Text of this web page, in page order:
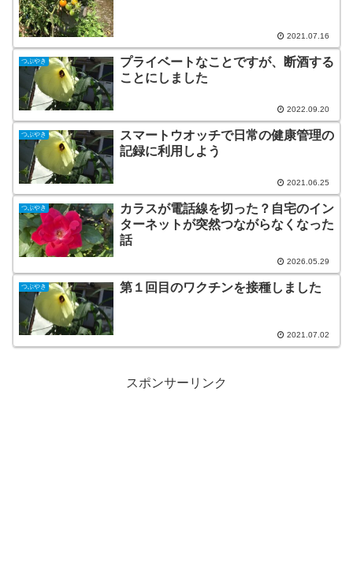
2021.07.16
つぶやき
プライベートなことですが、断酒する
ことにしました
2022.09.20
つぶやき
スマートウオッチで日常の健康管理の
記録に利用しよう
2021.06.25
つぶやき
カラスが電話線を切った？自宅のイン
ターネットが突然つながらなくなった
話
2026.05.29
つぶやき 第１回目のワクチンを接種しました
2021.07.02
スポンサーリンク